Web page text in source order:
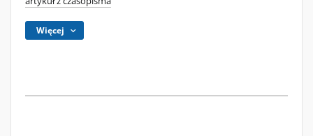
Więcej